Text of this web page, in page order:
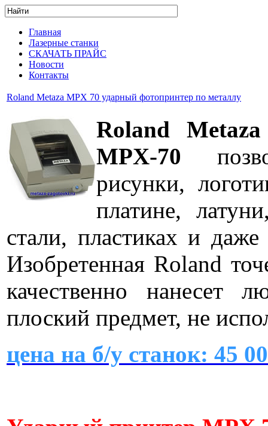
Главная
Лазерные станки
СКАЧАТЬ ПРАЙС
Новости
Контакты
Roland Metaza MPX 70 ударный фотопринтер по металлу
Roland
MPX-70
рисунки,
платине,
стали, пластиках и
Изобретенная Roland
качественно нанесет
плоский предмет, не
цена на б/у станок: 45